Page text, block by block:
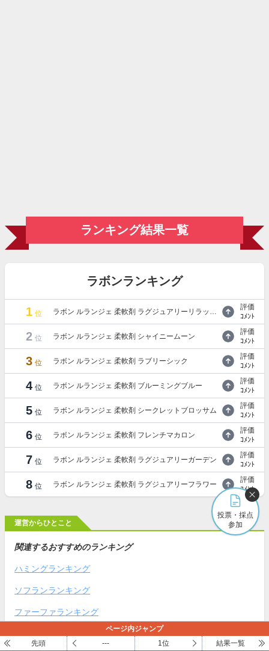
ランキング結果一覧
ラボンランキング
1 位 ラボン ルランジェ 柔軟剤 ラグジュアリーリラックス
評価
ｺﾒﾝﾄ
2 位 ラボン ルランジェ 柔軟剤 シャイニームーン
評価
ｺﾒﾝﾄ
3 位 ラボン ルランジェ 柔軟剤 ラブリーシック
評価
ｺﾒﾝﾄ
4 位 ラボン ルランジェ 柔軟剤 ブルーミングブルー
評価
ｺﾒﾝﾄ
5 位 ラボン ルランジェ 柔軟剤 シークレットブロッサム
評価
ｺﾒﾝﾄ
6 位 ラボン ルランジェ 柔軟剤 フレンチマカロン
評価
ｺﾒﾝﾄ
7 位 ラボン ルランジェ 柔軟剤 ラグジュアリーガーデン
評価
ｺﾒﾝﾄ
8 位 ラボン ルランジェ 柔軟剤 ラグジュアリーフラワー
評価
ｺﾒﾝﾄ
運営からひとこと
関連するおすすめのランキング
ハミングランキング
ソフランランキング
ファーファランキング
投票・採点
参加
ページ内ジャンプ
先頭
--- 1位 結果一覧